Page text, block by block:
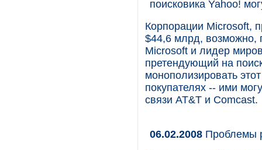
поисковика Yahoo!
Корпорации Microsoft,
$44,6 млрд, возможно,
Microsoft и лидер
претендующий на
монополизировать
покупателях -- ими
связи AT&T и Comcast.
06.02.2008 Проблемы